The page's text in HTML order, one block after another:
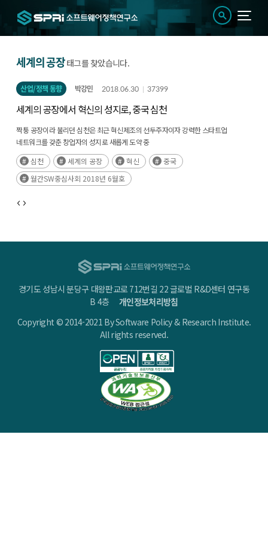
세계의 공장태그를 찾았습니다.
산업/정책 동향 박강민 2018.06.30 37399
세계의 공장에서 혁신의 성지로, 중국 심천
짝퉁 공장이라 불리던 심천은 최근 혁신제조의 선두주자이자 강력한 스타트업
네트워크를 갖춘 창업자의 성지로 새롭게 도약 중
정부는 인재확보와 지식흡수를 위해 유수 대학의 유치, 스타트업 간 네트워크와
시너지를 창출하는 역할을 함
심천 세계의 공장 혁신
중국
월간SW중심사회 2018년 6월호
경기도 성남시 분당구 대왕판교로 712번길 22 글로벌 R&D센터 연구동
B 4층개인정보처리방침
Copyright © 2014-2021 By Software Policy & Research Institute.
All rights reserved.